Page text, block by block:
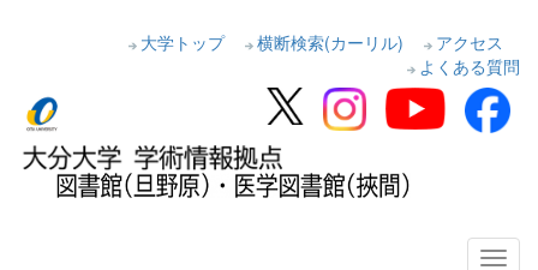
大学トップ 横断検索(カーリル)
アクセス
よくある質問